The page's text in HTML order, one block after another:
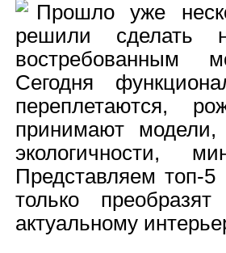
Прошло уже
решили сделать
востребованным
Сегодня
переплетаются,
принимают
экологичности,
Представляем топ-
только
актуальному